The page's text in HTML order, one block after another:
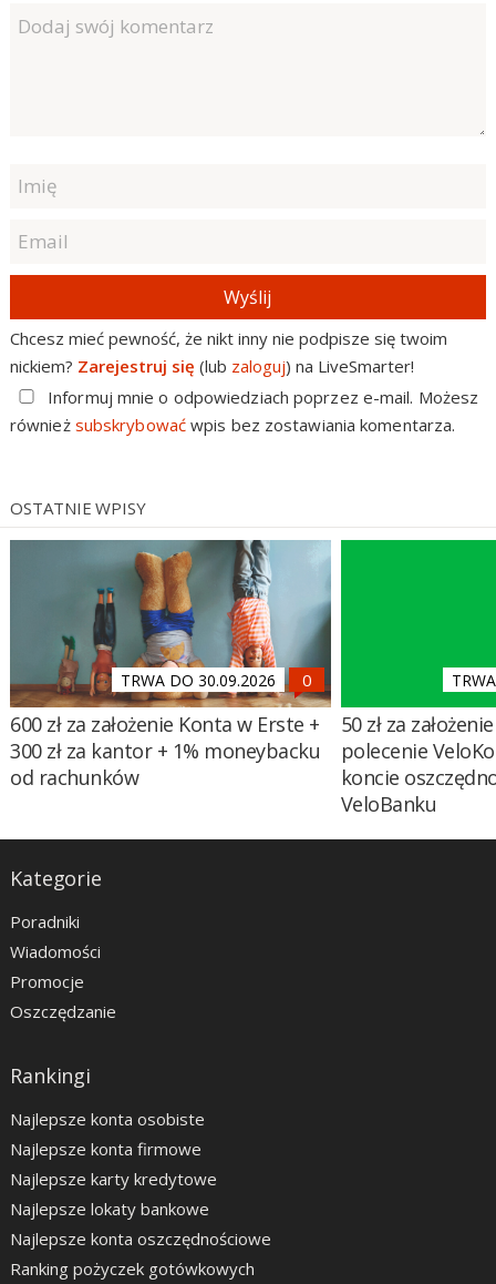
Wyślij
Chcesz mieć pewność, że nikt inny nie podpisze się twoim
nickiem? Zarejestruj się (lub zaloguj) na LiveSmarter!
Informuj mnie o odpowiedziach poprzez e-mail. Możesz
również subskrybowaćwpis bez zostawiania komentarza.
OSTATNIE WPISY
TRWA DO 30.09.2026
600 zł za założenie Konta w Erste +
300 zł za kantor + 1% moneybacku
od rachunków
50 zł za
polecenie
koncie
VeloBanku
Kategorie
Poradniki
Wiadomości
Promocje
Oszczędzanie
Rankingi
Najlepsze konta osobiste
Najlepsze konta firmowe
Najlepsze karty kredytowe
Najlepsze lokaty bankowe
Najlepsze konta oszczędnościowe
Ranking pożyczek gotówkowych